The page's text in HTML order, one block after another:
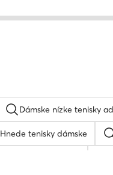
Dámske nízke tenisky
Hnede tenisky dámske